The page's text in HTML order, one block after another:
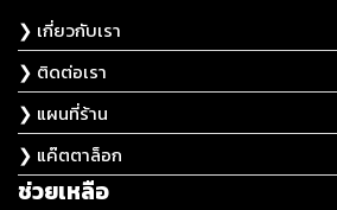
❯ เกี่ยวกับเรา
❯ ติดต่อเรา
❯ แผนที่ร้าน
❯ แค๊ตตาล็อก
ช่วยเหลือ